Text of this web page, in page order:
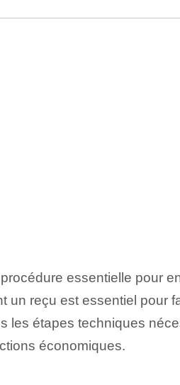
essentielle pour
un reçu est essentiel pour
les étapes techniques
économiques.